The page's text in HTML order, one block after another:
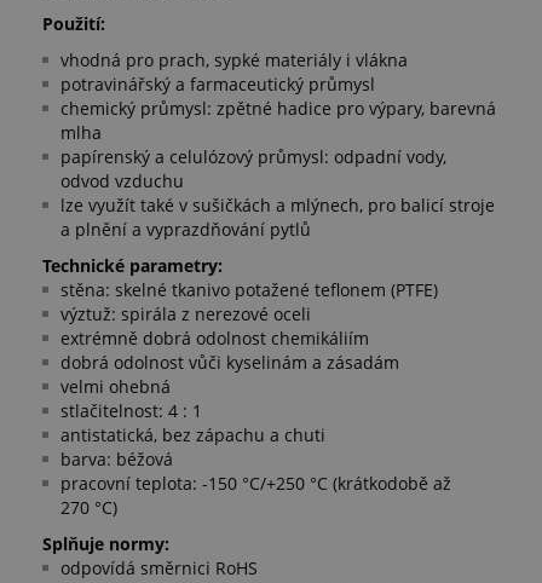
Použití:
vhodná pro prach, sypké materiály i vlákna
potravinářský a farmaceutický průmysl
chemický průmysl: zpětné hadice pro výpary, barevná
mlha
papírenský a celulózový průmysl: odpadní vody,
odvod vzduchu
lze využít také v sušičkách a mlýnech, pro balicí stroje
a plnění a vyprazdňování pytlů
Technické parametry:
stěna: skelné tkanivo potažené teflonem (PTFE)
výztuž: spirála z nerezové oceli
extrémně dobrá odolnost chemikáliím
dobrá odolnost vůči kyselinám a zásadám
velmi ohebná
stlačitelnost: 4 : 1
antistatická, bez zápachu a chuti
barva: béžová
pracovní teplota: -150 °C/+250 °C (krátkodobě až
270 °C)
Splňuje normy:
odpovídá směrnici RoHS